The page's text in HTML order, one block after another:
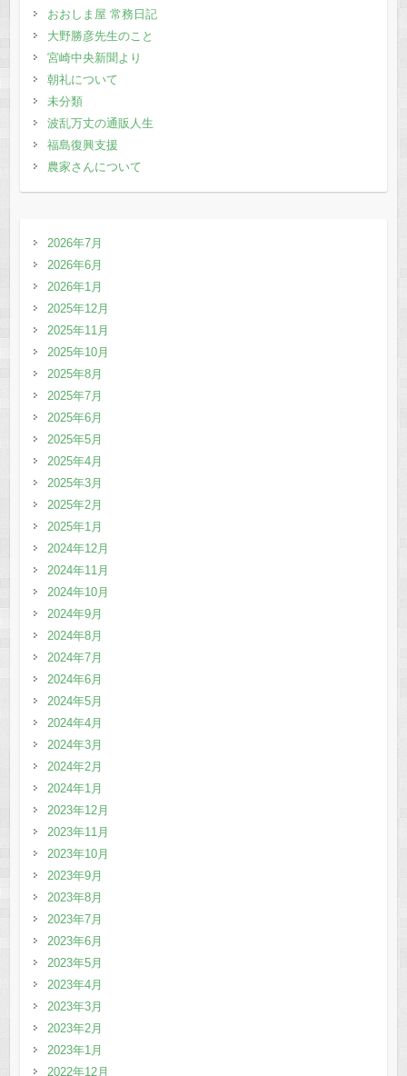
おおしま屋 常務日記
大野勝彦先生のこと
宮崎中央新聞より
朝礼について
未分類
波乱万丈の通販人生
福島復興支援
農家さんについて
2026年7月
2026年6月
2026年1月
2025年12月
2025年11月
2025年10月
2025年8月
2025年7月
2025年6月
2025年5月
2025年4月
2025年3月
2025年2月
2025年1月
2024年12月
2024年11月
2024年10月
2024年9月
2024年8月
2024年7月
2024年6月
2024年5月
2024年4月
2024年3月
2024年2月
2024年1月
2023年12月
2023年11月
2023年10月
2023年9月
2023年8月
2023年7月
2023年6月
2023年5月
2023年4月
2023年3月
2023年2月
2023年1月
2022年12月